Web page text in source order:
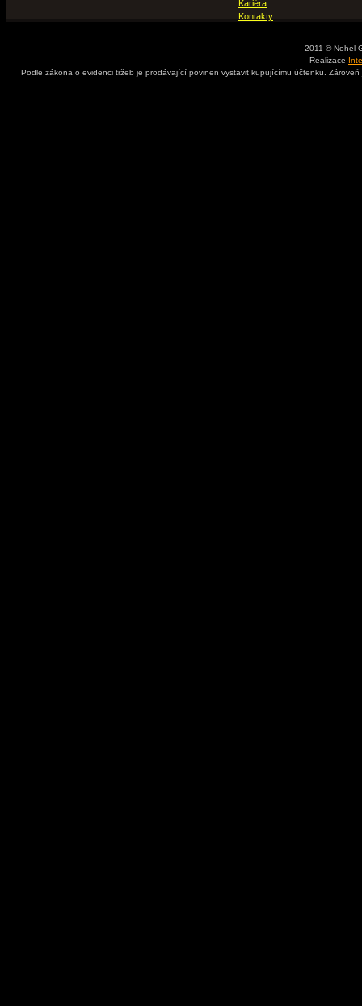
Kariéra
Kontakty
2011 © Nohel
Realizace
Podle zákona o evidenci tržeb je prodávající povinen vystavit kupujícímu účtenku.